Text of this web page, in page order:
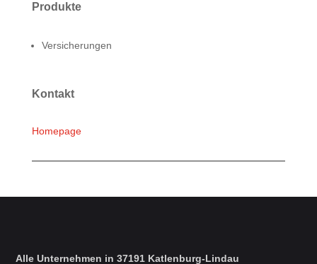
Produkte
Versicherungen
Kontakt
Homepage
Alle Unternehmen in 37191 Katlenburg-Lindau